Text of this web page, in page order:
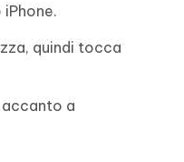
quindi tocca
a